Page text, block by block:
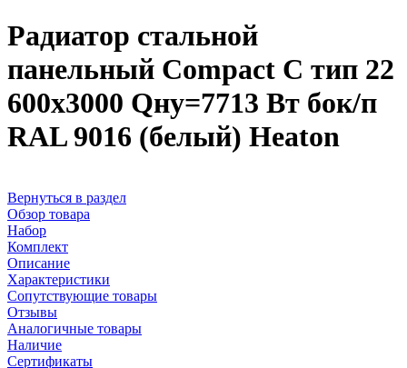
Радиатор стальной
панельный Compact C тип 22
600х3000 Qну=7713 Вт бок/п
RAL 9016 (белый) Heaton
Вернуться в раздел
Обзор товара
Набор
Комплект
Описание
Характеристики
Сопутствующие товары
Отзывы
Аналогичные товары
Наличие
Сертификаты